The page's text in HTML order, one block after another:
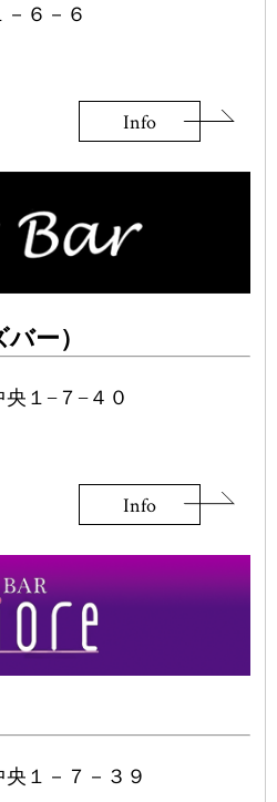
６－６
Info
ー）
１−７−４０
Info
１－７－３９